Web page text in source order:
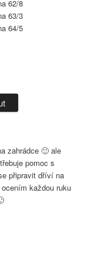
62/8
63/3
64/5
zahrádce 🙂 ale
pomoc s
připravit dříví na
každou ruku